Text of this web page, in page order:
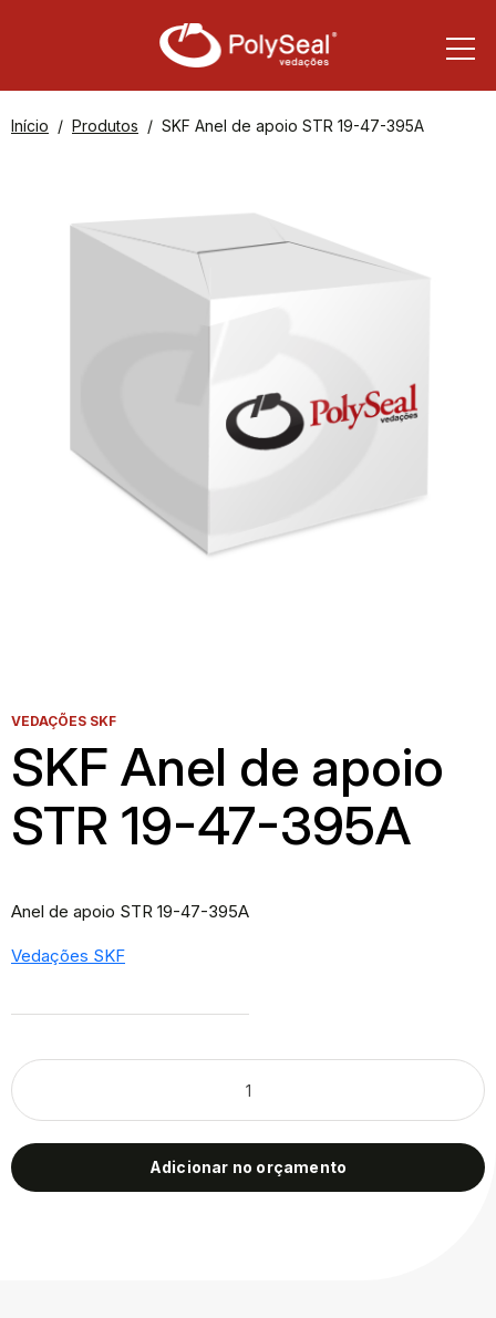
Início Produtos SKF Anel de apoio STR 19-47-395A
VEDAÇÕES SKF
SKF Anel de apoio
STR 19-47-395A
Anel de apoio STR 19-47-395A
Vedações SKF
Adicionar no orçamento